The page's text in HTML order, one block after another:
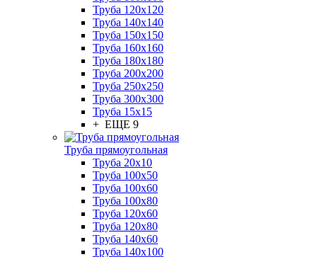
Труба 120x120
Труба 140x140
Труба 150x150
Труба 160x160
Труба 180x180
Труба 200x200
Труба 250x250
Труба 300x300
Труба 15x15
+ ЕЩЕ 9
Труба прямоугольная
Труба 20x10
Труба 100x50
Труба 100x60
Труба 100x80
Труба 120x60
Труба 120x80
Труба 140x60
Труба 140x100